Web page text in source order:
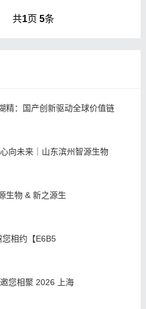
共1页 5条
精：国产创新驱动全球价值链
向未来｜山东滨州智源生物
生物 & 新之源生
相约【E6B5
您相聚 2026 上海